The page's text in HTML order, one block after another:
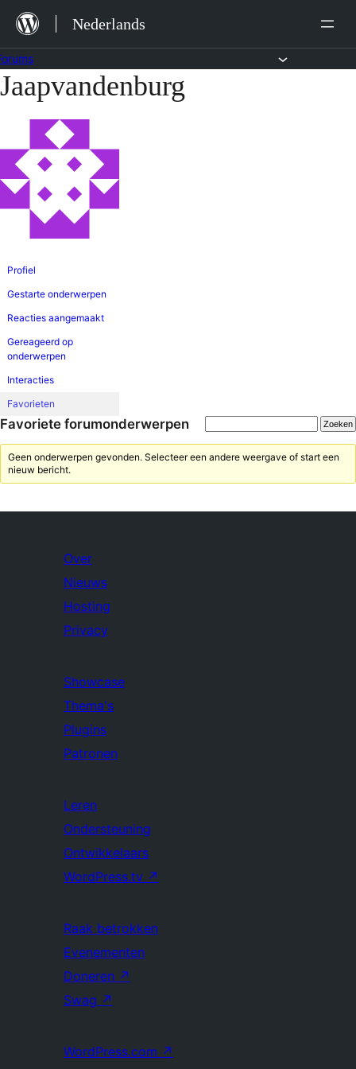
naar
de
inhoud
Nederlands
Ga
inhoud
Jaapvandenburg
Profiel
Gestarte onderwerpen
Reacties aangemaakt
Gereageerd op
onderwerpen
Interacties
Favorieten
Favoriete forumonderwerpen
Geen onderwerpen gevonden. Selecteer een andere weergave of start een
nieuw bericht.
Over
Nieuws
Hosting
Privacy
Showcase
Thema's
Plugins
Patronen
Leren
Ondersteuning
Ontwikkelaars
WordPress.tv ↗
Raak betrokken
Evenementen
Doneren ↗
Swag ↗
WordPress.com ↗